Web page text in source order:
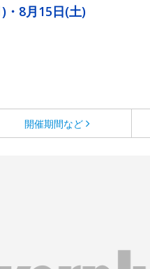
・8月15日(土)
開催期間など